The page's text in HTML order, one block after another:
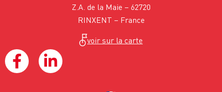
Z.A. de la Maie – 62720
RINXENT – France
voir sur la carte